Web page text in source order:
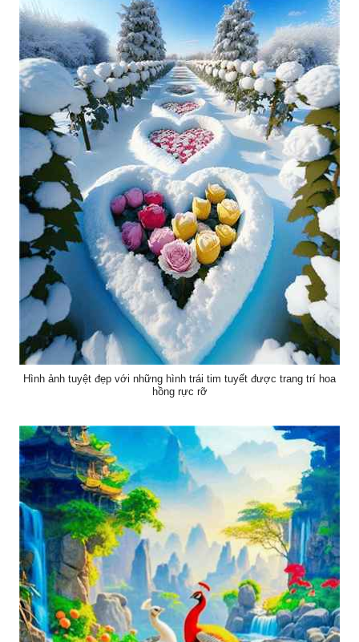
Hình ảnh tuyệt đẹp với những hình trái tim tuyết được trang trí hoa
hồng rực rỡ